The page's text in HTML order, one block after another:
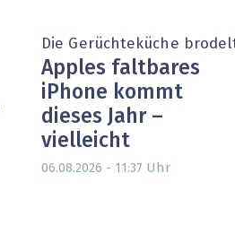
Die Gerüchteküche
Apples faltbares
iPhone kommt
dieses Jahr –
vielleicht
06.08.2026 - 11:37 Uhr